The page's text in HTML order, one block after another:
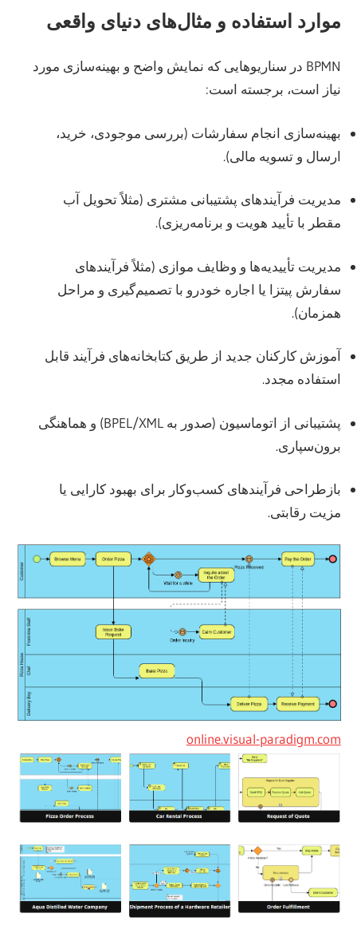
موارد استفاده و مثال‌های دنیای واقعی
BPMN در سناریوهایی که نمایش واضح و بهینه‌سازی مورد
نیاز است، برجسته است:
بهینه‌سازی انجام سفارشات (بررسی موجودی، خرید،
ارسال و تسویه مالی).
مدیریت فرآیندهای پشتیبانی مشتری (مثلاً تحویل آب
مقطر با تأیید هویت و برنامه‌ریزی).
مدیریت تأییدیه‌ها و وظایف موازی (مثلاً فرآیندهای
سفارش پیتزا یا اجاره خودرو با تصمیم‌گیری و مراحل
همزمان).
آموزش کارکنان جدید از طریق کتابخانه‌های فرآیند قابل
استفاده مجدد.
پشتیبانی از اتوماسیون (صدور به BPEL/XML) و هماهنگی
برون‌سپاری.
بازطراحی فرآیندهای کسب‌وکار برای بهبود کارایی یا
مزیت رقابتی.
online.visual-paradigm.com